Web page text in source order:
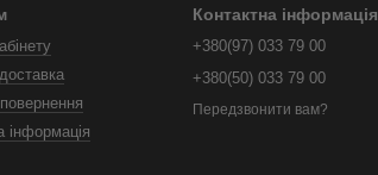
інформація
Контактна інформація
+380(97) 033 79 00
+380(50) 033 79 00
Передзвонити вам?